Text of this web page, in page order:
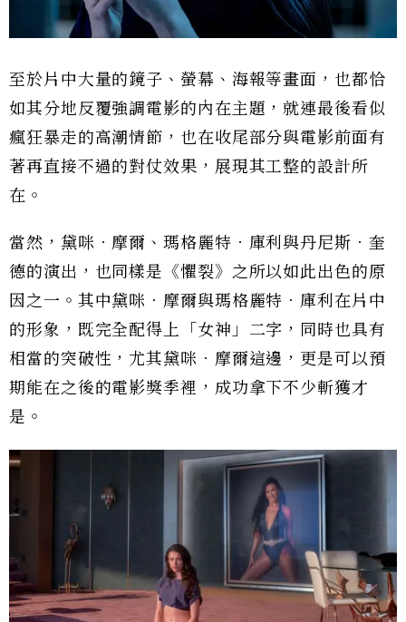
至於片中大量的鏡子、螢幕、海報等畫面，也都恰
如其分地反覆強調電影的內在主題，就連最後看似
瘋狂暴走的高潮情節，也在收尾部分與電影前面有
著再直接不過的對仗效果，展現其工整的設計所
在。
當然，黛咪．摩爾、瑪格麗特．庫利與丹尼斯．奎
德的演出，也同樣是《懼裂》之所以如此出色的原
因之一。其中黛咪．摩爾與瑪格麗特．庫利在片中
的形象，既完全配得上「女神」二字，同時也具有
相當的突破性，尤其黛咪．摩爾這邊，更是可以預
期能在之後的電影獎季裡，成功拿下不少斬獲才
是。